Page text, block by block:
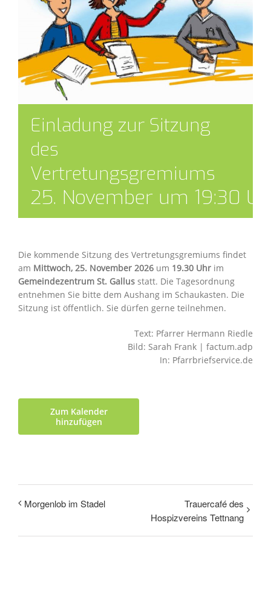
Einladung zur Sitzung
des
Vertretungsgremiums
25. November um 19:30
Die kommende Sitzung des Vertretungsgremiums findet
am Mittwoch, 25. November 2026 um 19.30 Uhr im
Gemeindezentrum St. Gallus statt. Die Tagesordnung
entnehmen Sie bitte dem Aushang im Schaukasten. Die
Sitzung ist öffentlich. Sie dürfen gerne teilnehmen.
Text: Pfarrer Hermann Riedle
Bild: Sarah Frank | factum.adp
In: Pfarrbriefservice.de
Zum Kalender
hinzufügen
Morgenlob im Stadel
Trauercafé des
Hospizvereins Tettnang